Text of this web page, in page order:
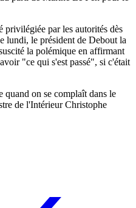
privilégiée par les autorités dès
lundi, le président de Debout la
la polémique en affirmant
"ce qui s'est passé", si c'était
quand on se complaît dans le
de l'Intérieur Christophe